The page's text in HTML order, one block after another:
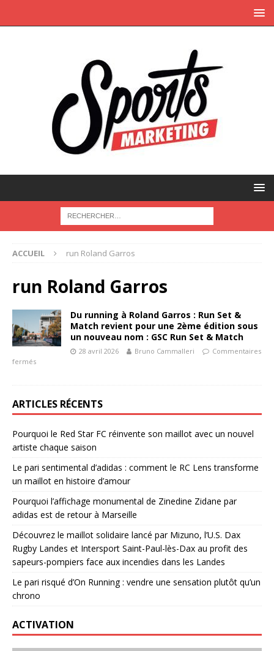
ACCUEIL run Roland Garros
run Roland Garros
Du running à Roland Garros : Run Set &
Match revient pour une 2ème édition sous
un nouveau nom : GSC Run Set & Match
28 avril 2026 Bruno Cammalleri
Commentaires
fermés
ARTICLES RÉCENTS
Pourquoi le Red Star FC réinvente son maillot avec un nouvel
artiste chaque saison
Le pari sentimental d’adidas : comment le RC Lens transforme
un maillot en histoire d’amour
Pourquoi l’affichage monumental de Zinedine Zidane par
adidas est de retour à Marseille
Découvrez le maillot solidaire lancé par Mizuno, l’U.S. Dax
Rugby Landes et Intersport Saint-Paul-lès-Dax au profit des
sapeurs-pompiers face aux incendies dans les Landes
Le pari risqué d’On Running : vendre une sensation plutôt qu’un
chrono
ACTIVATION